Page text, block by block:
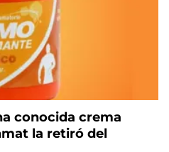
conocida crema
la retiró del